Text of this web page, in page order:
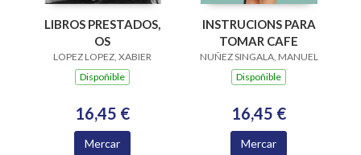
LIBROS PRESTADOS,
OS
LOPEZ LOPEZ, XABIER
Dispoñible
16,45 €
Mercar
INSTRUCIONS PARA
TOMAR CAFE
NUÑEZ SINGALA, MANUEL
Dispoñible
16,45 €
Mercar